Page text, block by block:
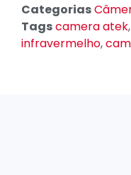
Categorias
Tagscamera atek,
infravermelho,